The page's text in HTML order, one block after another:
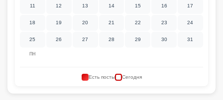
ПН
11 12 13 14 15 16 17
18 19 20 21 22 23 24
25 26 27 28 29 30 31
Есть посты Сегодня